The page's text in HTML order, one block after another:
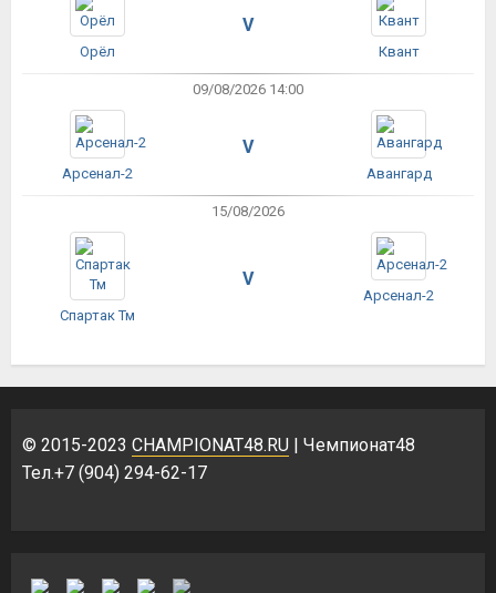
Орёл
V
Квант
09/08/2026 14:00
Арсенал-2
V
Авангард
15/08/2026
Спартак Тм
V
Арсенал-2
© 2015-2023 CHAMPIONAT48.RU | Чемпионат48
Тел.+7 (904) 294-62-17